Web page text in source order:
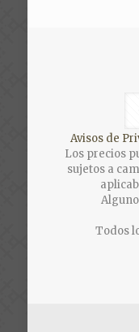
Avisos de
Los precios
sujetos a
Todos